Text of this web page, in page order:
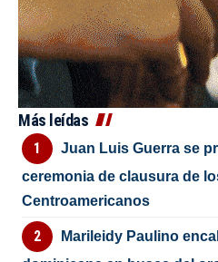
Más leídas
Juan Luis Guerra se
ceremonia de clausura de
Centroamericanos
Marileidy Paulino